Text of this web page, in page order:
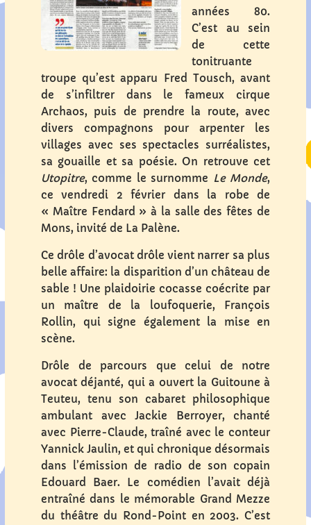
années 80.
C’est au sein
de cette
tonitruante
troupe qu’est apparu Fred Tousch, avant
de s’infiltrer dans le fameux cirque
Archaos, puis de prendre la route, avec
divers compagnons pour arpenter les
villages avec ses spectacles surréalistes,
sa gouaille et sa poésie. On retrouve cet
Utopitre, comme le surnomme Le Monde,
ce vendredi 2 février dans la robe de
« Maître Fendard » à la salle des fêtes de
Mons, invité de La Palène.
Ce drôle d’avocat drôle vient narrer sa plus
belle affaire: la disparition d’un château de
sable ! Une plaidoirie cocasse coécrite par
un maître de la loufoquerie, François
Rollin, qui signe également la mise en
scène.
Drôle de parcours que celui de notre
avocat déjanté, qui a ouvert la Guitoune à
Teuteu, tenu son cabaret philosophique
ambulant avec Jackie Berroyer, chanté
avec Pierre-Claude, traîné avec le conteur
Yannick Jaulin, et qui chronique désormais
dans l’émission de radio de son copain
Edouard Baer. Le comédien l’avait déjà
entraîné dans le mémorable Grand Mezze
du théâtre du Rond-Point en 2003. C’est